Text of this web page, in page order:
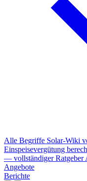
Alle Begriffe Solar-Wiki
Einspeisevergütung
— vollständiger Ratgeber
Angebote
Berichte